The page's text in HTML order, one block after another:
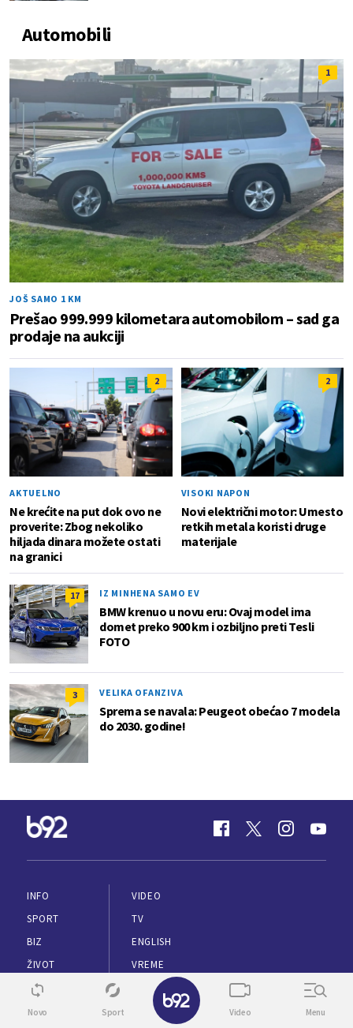
Automobili
1
JOŠ SAMO 1 KM
Prešao 999.999 kilometara automobilom – sad ga
prodaje na aukciji
2
AKTUELNO
Ne krećite na put dok ovo ne
proverite: Zbog nekoliko
hiljada dinara možete ostati
na granici
2
VISOKI NAPON
Novi električni motor: Umesto
retkih metala koristi druge
materijale
17 IZ MINHENA SAMO EV
BMW krenuo u novu eru: Ovaj model ima
domet preko 900 km i ozbiljno preti Tesli
FOTO
3 VELIKA OFANZIVA
Sprema se navala: Peugeot obećao 7 modela
do 2030. godine!
INFO
SPORT
BIZ
ŽIVOT
ZDRAVLJE
PUTOVANJA
VIDEO
TV
ENGLISH
VREME
Novo Sport Video Menu
✕